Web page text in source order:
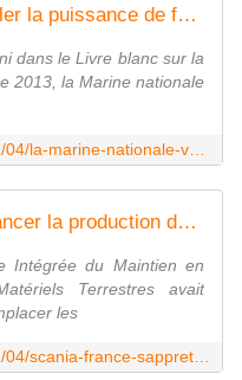
La Marine nationale va doubler la puissance de feu de ses frégates de défense et d'intervention - Zone Militaire
dans le Livre blanc sur la
2013, la Marine nationale
Scania France s'apprête à lancer la production de 50 véhicules antiaériens "Vampire" pour l'armée de Terre - Zone Militaire
Intégrée du Maintien en
Terrestres avait
les